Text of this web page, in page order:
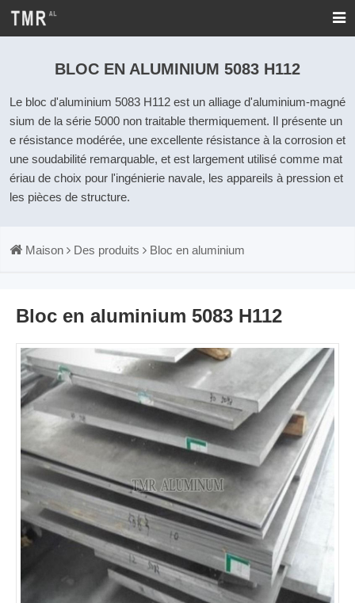
BLOC EN ALUMINIUM 5083 H112
Le bloc d'aluminium 5083 H112 est un alliage d'aluminium-magné
sium de la série 5000 non traitable thermiquement. Il présente un
e résistance modérée, une excellente résistance à la corrosion et
une soudabilité remarquable, et est largement utilisé comme mat
ériau de choix pour l'ingénierie navale, les appareils à pression et
les pièces de structure.
Maison Des produits Bloc en aluminium
Bloc en aluminium 5083 H112